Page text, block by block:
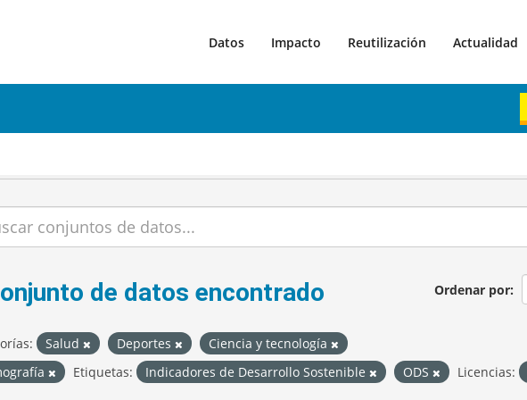
Datos Impacto Reutilización Actualidad
Ordenar por
de datos encontrado
Salud Deportes
Ciencia y tecnología
Etiquetas: Indicadores de Desarrollo Sostenible ODS Licencias: